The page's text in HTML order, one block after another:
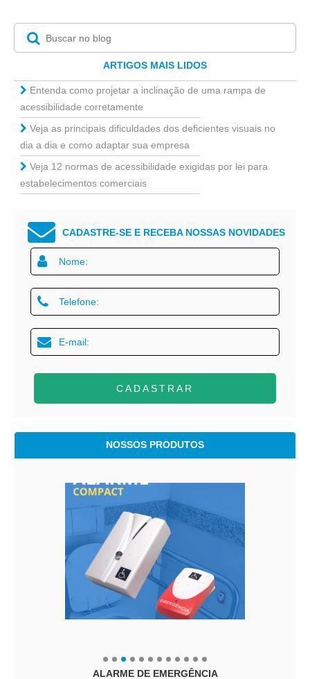
ARTIGOS MAIS LIDOS
Entenda como projetar a inclinação de uma rampa de
acessibilidade corretamente
Veja as principais dificuldades dos deficientes visuais no
dia a dia e como adaptar sua empresa
Veja 12 normas de acessibilidade exigidas por lei para
estabelecimentos comerciais
CADASTRE-SE E RECEBA NOSSAS NOVIDADES
CADASTRAR
NOSSOS PRODUTOS
ALARME DE EMERGÊNCIA